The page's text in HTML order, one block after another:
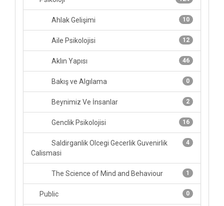
10
Ahlak Gelişimi
12
Aile Psikolojisi
46
Aklın Yapısı
0
Bakış ve Algılama
2
Beynimiz Ve İnsanlar
16
Genclik Psikolojisi
4
Saldirganlik Olcegi Gecerlik Guvenirlik
Calismasi
1
The Science of Mind and Behaviour
0
Public